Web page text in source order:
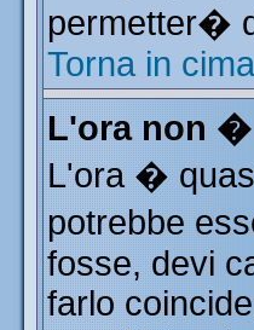
permetter�
Torna in cima
L'ora non
L'ora �
potrebbe
fosse, devi
farlo